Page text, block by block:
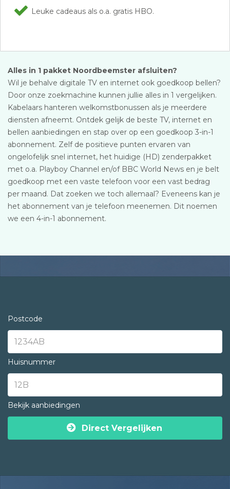
Leuke cadeaus als o.a. gratis HBO.
Alles in 1 pakket Noordbeemster afsluiten?
Wil je behalve digitale TV en internet ook goedkoop bellen?
Door onze zoekmachine kunnen jullie alles in 1 vergelijken.
Kabelaars hanteren welkomstbonussen als je meerdere
diensten afneemt. Ontdek gelijk de beste TV, internet en
bellen aanbiedingen en stap over op een goedkoop 3-in-1
abonnement. Zelf de positieve punten ervaren van
ongelofelijk snel internet, het huidige (HD) zenderpakket
met o.a. Playboy Channel en/of BBC World News en je belt
goedkoop met een vaste telefoon voor een vast bedrag
per maand. Dat zoeken we toch allemaal? Eveneens kan je
het abonnement van je telefoon meenemen. Dit noemen
we een 4-in-1 abonnement.
Postcode
Huisnummer
Bekijk aanbiedingen
Direct Vergelijken